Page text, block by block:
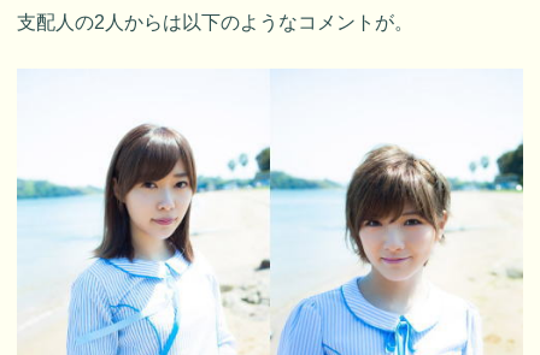
支配人の2人からは以下のようなコメントが。